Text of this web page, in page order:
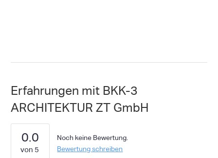
Erfahrungen mit BKK-3
ARCHITEKTUR ZT GmbH
0.0
Noch keine Bewertung.
Bewertung schreiben